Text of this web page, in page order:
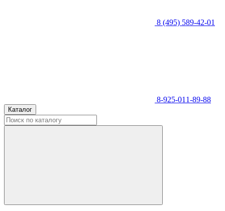
8 (495) 589-42-01
8-925-011-89-88
Каталог